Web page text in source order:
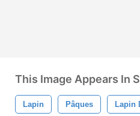
This Image Appears In
Lapin Pâques Lapin